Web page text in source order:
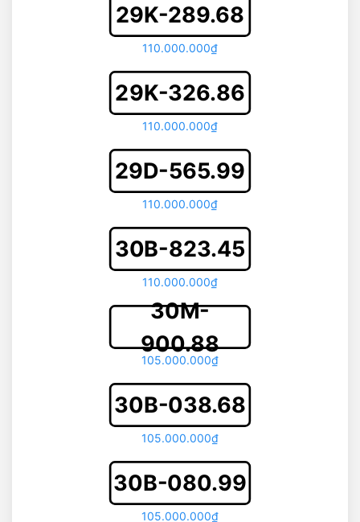
29K-289.68
110.000.000₫
29K-326.86
110.000.000₫
29D-565.99
110.000.000₫
30B-823.45
110.000.000₫
30M-
900.88
105.000.000₫
30B-038.68
105.000.000₫
30B-080.99
105.000.000₫